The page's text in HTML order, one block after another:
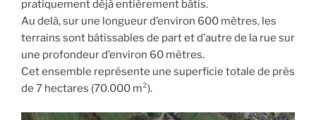
pratiquement déjà entièrement bâtis.
Au delà, sur une longueur d’environ 600 mètres, les
terrains sont bâtissables de part et d’autre de la rue sur
une profondeur d’environ 60 mètres.
Cet ensemble représente une superficie totale de près
de 7 hectares (70.000 m²).